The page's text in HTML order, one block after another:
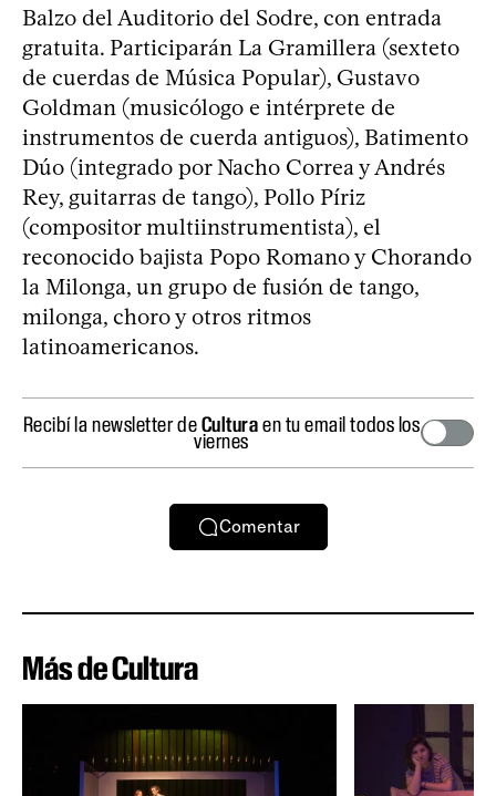
Balzo del Auditorio del Sodre, con entrada
gratuita. Participarán La Gramillera (sexteto
de cuerdas de Música Popular), Gustavo
Goldman (musicólogo e intérprete de
instrumentos de cuerda antiguos), Batimento
Dúo (integrado por Nacho Correa y Andrés
Rey, guitarras de tango), Pollo Píriz
(compositor multiinstrumentista), el
reconocido bajista Popo Romano y Chorando
la Milonga, un grupo de fusión de tango,
milonga, choro y otros ritmos
latinoamericanos.
Recibí la newsletter deCulturaen tu email todos los
viernes
Comentar
Más de Cultura